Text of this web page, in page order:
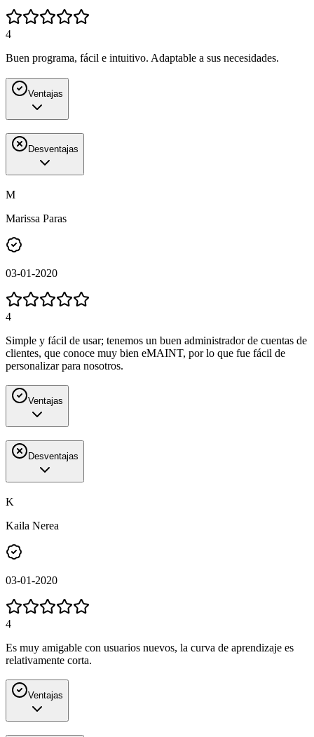
4
Buen programa, fácil e intuitivo. Adaptable a sus necesidades.
Ventajas
Desventajas
M
Marissa Paras
03-01-2020
4
Simple y fácil de usar; tenemos un buen administrador de cuentas de
clientes, que conoce muy bien eMAINT, por lo que fue fácil de
personalizar para nosotros.
Ventajas
Desventajas
K
Kaila Nerea
03-01-2020
4
Es muy amigable con usuarios nuevos, la curva de aprendizaje es
relativamente corta.
Ventajas